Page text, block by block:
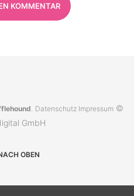
KOMMENTAR
Datenschutz Impressum ©
GmbH
OBEN